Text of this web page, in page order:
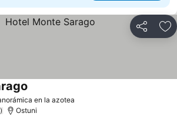
Compartir
en la azotea
Ostuni